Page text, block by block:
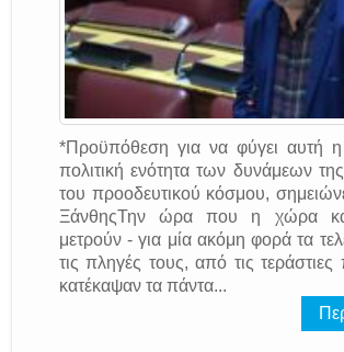
*Προϋπόθεση για να φύγει αυτή
πολιτική ενότητα των δυνάμεων
του προοδευτικού κόσμου,
ΞάνθηςΤην ώρα που η χώρα
μετρούν - για μία ακόμη φορά τα
τις πληγές τους, από τις
κατέκαψαν τα πάντα...